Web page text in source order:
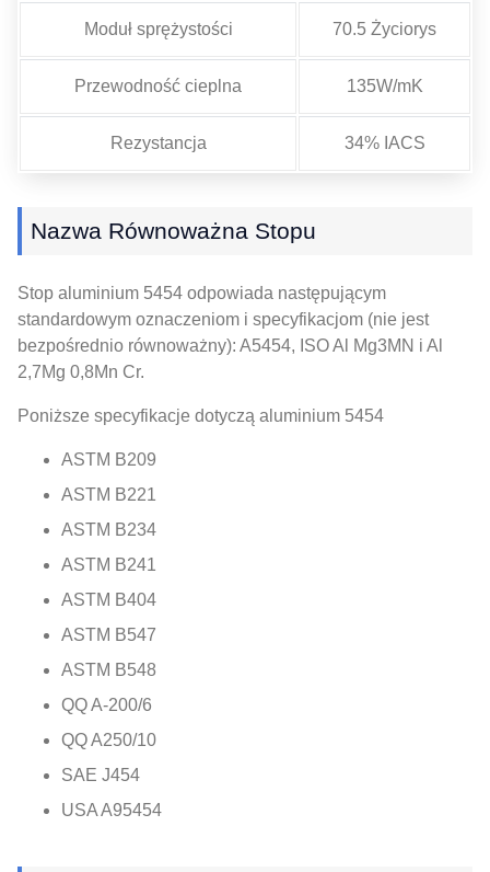
Moduł sprężystości 70.5 Życiorys
Przewodność cieplna 135W/mK
Rezystancja 34% IACS
Nazwa Równoważna Stopu
Stop aluminium 5454 odpowiada następującym
standardowym oznaczeniom i specyfikacjom (nie jest
bezpośrednio równoważny): A5454, ISO Al Mg3MN i Al
2,7Mg 0,8Mn Cr.
Poniższe specyfikacje dotyczą aluminium 5454
ASTM B209
ASTM B221
ASTM B234
ASTM B241
ASTM B404
ASTM B547
ASTM B548
QQ A-200/6
QQ A250/10
SAE J454
USA A95454